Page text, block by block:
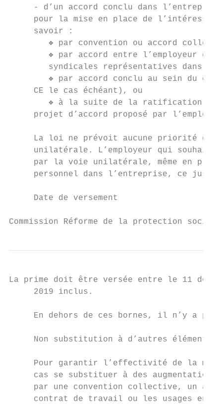
- d’un accord conclu dans
pour la mise en place de
     savoir :
❖ par convention ou accord
❖ par accord entre l’employeur et
syndicales représentatives dans
❖ par accord conclu au sein du
     CE le cas échéant), ou
❖ à la suite de la ratification,
projet d’accord proposé par
La loi ne prévoit aucune priorité de
unilatérale. L’employeur qui
par la voie unilatérale, même en
personnel dans l’entreprise, ce
     Date de versement
Commission Réforme de la protection
La prime doit être versée entre le 11
     2019 inclus.
En dehors de ces bornes, il n’y a pas
Non substitution à d’autres éléments
Pour garantir l’effectivité de la
cas se substituer à des
par une convention collective, un
contrat de travail ou les usages en